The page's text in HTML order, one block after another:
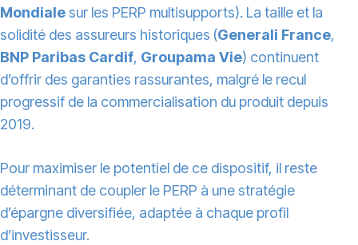
Mondiale sur les PERP multisupports). La taille et la
solidité des assureurs historiques (Generali France,
BNP Paribas Cardif, Groupama Vie) continuent
d’offrir des garanties rassurantes, malgré le recul
progressif de la commercialisation du produit depuis
2019.
Pour maximiser le potentiel de ce dispositif, il reste
déterminant de coupler le PERP à une stratégie
d’épargne diversifiée, adaptée à chaque profil
d’investisseur.